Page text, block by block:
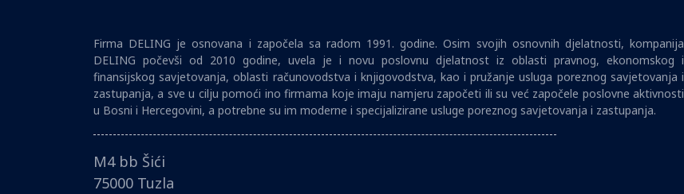
Firma DELING je osnovana i započela sa radom 1991. godine. Osim svojih osnovnih djelatnosti, kompanija
DELING počevši od 2010 godine, uvela je i novu poslovnu djelatnost iz oblasti pravnog, ekonomskog i
finansijskog savjetovanja, oblasti računovodstva i knjigovodstva, kao i pružanje usluga poreznog savjetovanja i
zastupanja, a sve u cilju pomoći ino firmama koje imaju namjeru započeti ili su već započele poslovne aktivnosti
u Bosni i Hercegovini, a potrebne su im moderne i specijalizirane usluge poreznog savjetovanja i zastupanja.
M4 bb Šići
75000 Tuzla